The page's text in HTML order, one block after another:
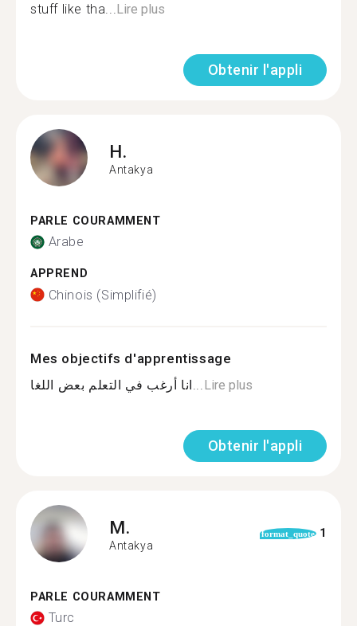
stuff like tha... Lire plus
Obtenir l'appli
H.
Antakya
PARLE COURAMMENT
Arabe
APPREND
Chinois (Simplifié)
Mes objectifs d'apprentissage
Lire plus
Obtenir l'appli
M.
Antakya
format_quote 1
PARLE COURAMMENT
Turc